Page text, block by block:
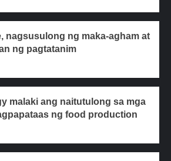
nagsusulong ng maka-agham at
ng pagtatanim
malaki ang naitutulong sa mga
ng food production